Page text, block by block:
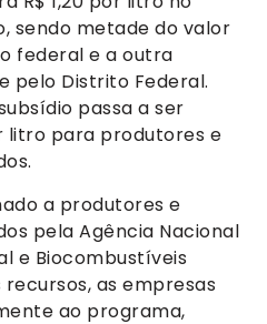
sendo metade do valor
federal e a outra
pelo Distrito Federal.
passa a ser
litro para produtores e
a produtores e
pela Agência Nacional
e Biocombustíveis
as empresas
ao programa,